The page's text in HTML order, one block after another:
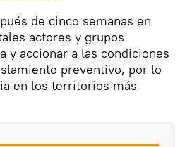
de cinco semanas en
actores y grupos
y accionar a las condiciones
preventivo, por lo
en los territorios más